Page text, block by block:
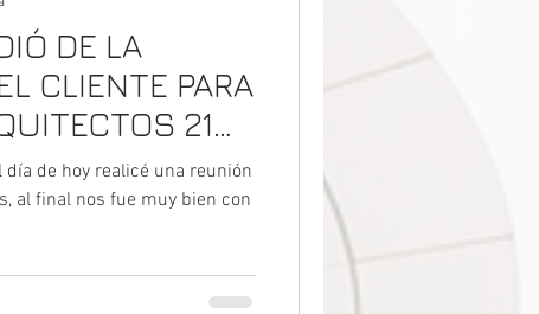
DE LA
CLIENTE PARA
21
zoom
clientes
de hoy realicé una reunión
al final nos fue muy bien con